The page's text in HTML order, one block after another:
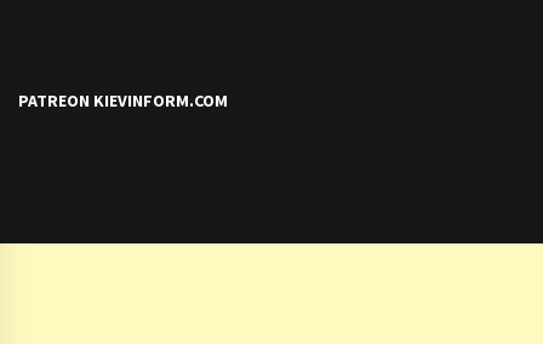
PATREON KIEVINFORM.COM